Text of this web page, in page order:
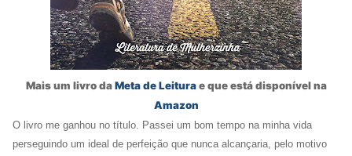
Mais um livro daMeta de Leitura e que está disponível na
Amazon
O livro me ganhou no título. Passei um bom tempo na minha vida
perseguindo um ideal de perfeição que nunca alcançaria, pelo motivo